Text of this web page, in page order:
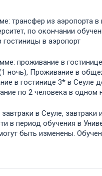
трансфер из аэропорта в
по окончании
гостиницы в аэропорт
проживание в
ночь), Проживание в
в гостинице 3* в Сеуле
по 2 человека в одном
в Сеуле, завтраки
в период обучения в
быть изменены.